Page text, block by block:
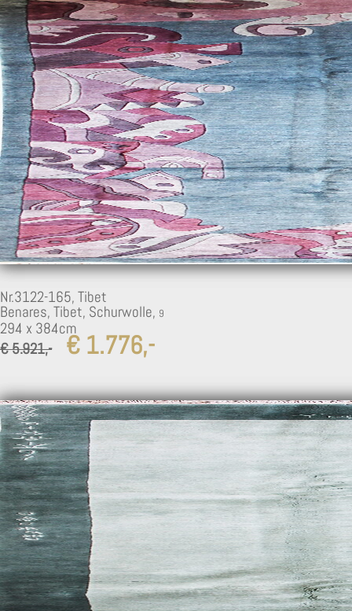
6
Nr.3122-165, Tibet
Benares, Tibet, Schurwolle,
294 x 384cm
€ 5.921,-
€ 1.776,-